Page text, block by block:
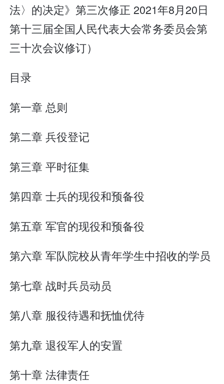
法〉的决定》第三次修正 2021年8月20日
第十三届全国人民代表大会常务委员会第
三十次会议修订）
目录
第一章 总则
第二章 兵役登记
第三章 平时征集
第四章 士兵的现役和预备役
第五章 军官的现役和预备役
第六章 军队院校从青年学生中招收的学员
第七章 战时兵员动员
第八章 服役待遇和抚恤优待
第九章 退役军人的安置
第十章 法律责任